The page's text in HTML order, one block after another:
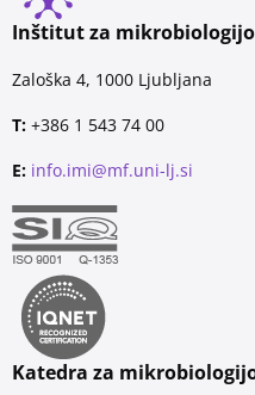
Inštitut za
Zaloška 4, 1000 Ljubljana
T: +386 1 543 74 00
E: info.imi@mf.uni-lj.si
Katedra za